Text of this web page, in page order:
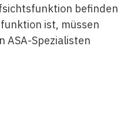
befinden
ist, müssen
Spezialisten